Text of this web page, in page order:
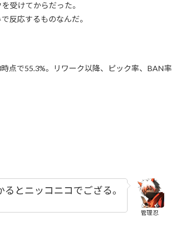
受けてからだった。
反応するものなんだ。
点で55.3%。リワーク以降、ピック率、BAN率
管理忍
とニッコニコでござる。